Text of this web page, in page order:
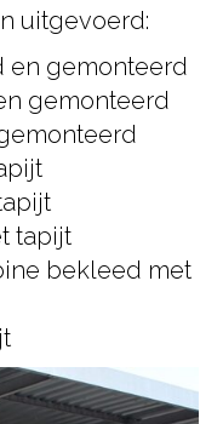
uitgevoerd:
en gemonteerd
gemonteerd
tapijt
bekleed met